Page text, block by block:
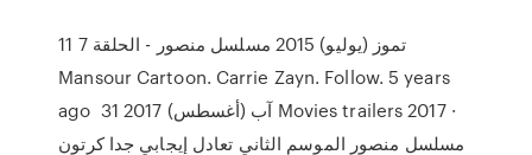
11 تموز (يوليو) 2015 مسلسل منصور - الحلقة 7
Mansour Cartoon. Carrie Zayn. Follow. 5 years
ago 31 آب (أغسطس) 2017 Movies trailers 2017 ·
مسلسل منصور الموسم الثاني تعادل إيجابي جدا كرتون